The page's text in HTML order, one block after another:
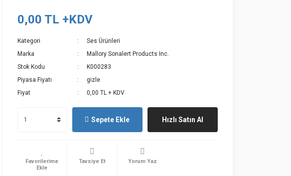
0,00 TL +KDV
Kategori
Ses Ürünleri
Marka
Mallory Sonalert Products Inc.
Stok Kodu
K000283
Piyasa Fiyatı
gizle
Fiyat
0,00 TL + KDV
Sepete Ekle Hızlı Satın Al
Tavsiye Et Yorum Yaz